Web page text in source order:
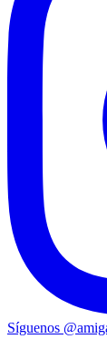
Síguenos @